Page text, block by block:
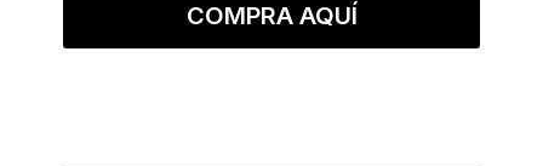
COMPRA AQUÍ